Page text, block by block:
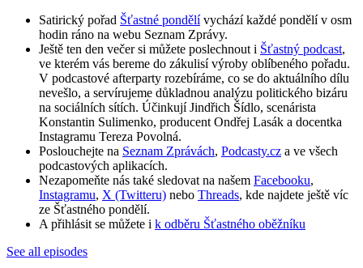
Satirický pořad Šťastné pondělívychází každé pondělí v osm
hodin ráno na webu Seznam Zprávy.
Ještě ten den večer si můžete poslechnout i Šťastný podcast,
ve kterém vás bereme do zákulisí výroby oblíbeného pořadu.
V podcastové afterparty rozebíráme, co se do aktuálního dílu
nevešlo, a servírujeme důkladnou analýzu politického bizáru
na sociálních sítích. Účinkují Jindřich Šídlo, scenárista
Konstantin Sulimenko, producent Ondřej Lasák a docentka
Instagramu Tereza Povolná.
Poslouchejte na Seznam Zprávách, Podcasty.cz a ve všech
podcastových aplikacích.
Nezapomeňte nás také sledovat na našem Facebooku,
Instagramu, X (Twitteru) nebo Threads, kde najdete ještě víc
ze Šťastného pondělí.
A přihlásit se můžete i k odběru Šťastného oběžníku
See all episodes